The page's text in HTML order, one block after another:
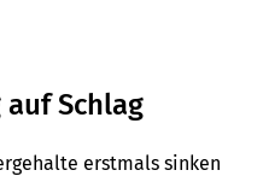
Schlag
erstmals sinken